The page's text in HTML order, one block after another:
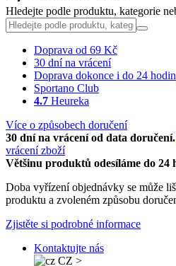
Hledejte podle produktu, kategorie
Doprava od 69 Kč
30 dní na vrácení
Doprava dokonce i do 24 hodin
Sportano Club
4.7 Heureka
Více o způsobech doručení
30 dní na vrácení od data doručení.
vrácení zboží
Většinu produktů odesíláme do 24
Doba vyřízení objednávky se může
produktu a zvoleném způsobu
Zjistěte si podrobné informace
Kontaktujte nás
CZ >